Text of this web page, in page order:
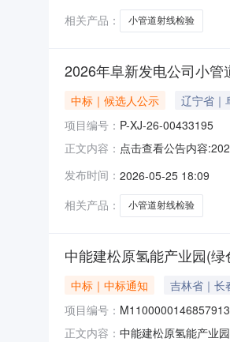
相关产品：
小管道射线检验
2026年阜新发电公司小
中标｜候选人公示 辽宁省｜
项目编号： P-XJ-26-00433195
正文内容： 点击查看公告内容
发布时间： 2026-05-25 18:09
相关产品：
小管道射线检验
中能建松原氢能产业园(
中标｜中标通知 吉林省｜长
项目编号：
正文内容： 中能建松原氢能产业